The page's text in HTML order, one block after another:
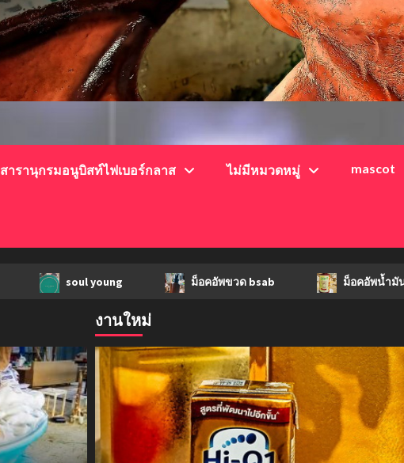
สารานุกรมอนูบิสท์ไฟเบอร์กลาส ไม่มีหมวดหมู่ mascot
soul young ม็อคอัพขวด bsab ม็อคอัพน้ำมันวังว่าน
งานใหม่